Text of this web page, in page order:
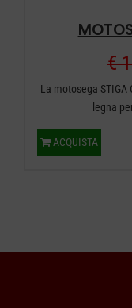
€
La motosega
legna
ACQUISTA